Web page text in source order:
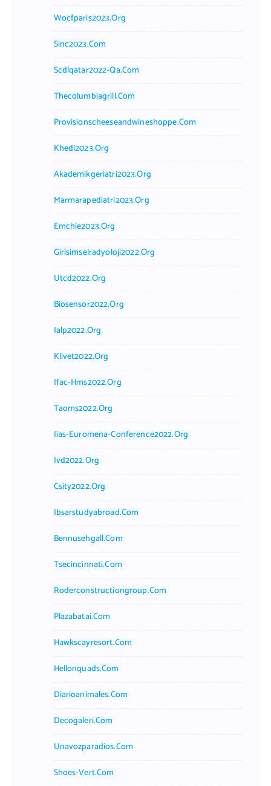
Wocfparis2023.org
Sinc2023.com
Scdlqatar2022-Qa.com
Thecolumbiagrill.com
Provisionscheeseandwineshoppe.com
Khedi2023.org
Akademikgeriatri2023.org
Marmarapediatri2023.org
Emchie2023.org
Girisimselradyoloji2022.org
Utcd2022.org
Biosensor2022.org
Ialp2022.org
Klivet2022.org
Ifac-Hms2022.org
Taoms2022.org
Iias-Euromena-Conference2022.org
Ivd2022.org
Csity2022.org
Ibsarstudyabroad.com
Bennusehgall.com
Tsecincinnati.com
Roderconstructiongroup.com
Plazabatai.com
Hawkscayresort.com
Hellonquads.com
Diarioanimales.com
Decogaleri.com
Unavozparadios.com
Shoes-Vert.com